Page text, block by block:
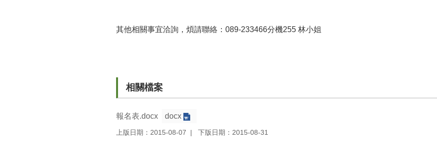
其他相關事宜洽詢，煩請聯絡：089-233466分機255 林小姐
相關檔案
報名表.docx docx
上版日期：2015-08-07 下版日期：2015-08-31